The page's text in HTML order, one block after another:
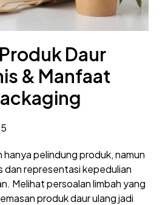
Daur
& Manfaat
hanya pelindung produk, namun
dan representasi kepedulian
Melihat persoalan limbah yang
produk daur ulang jadi